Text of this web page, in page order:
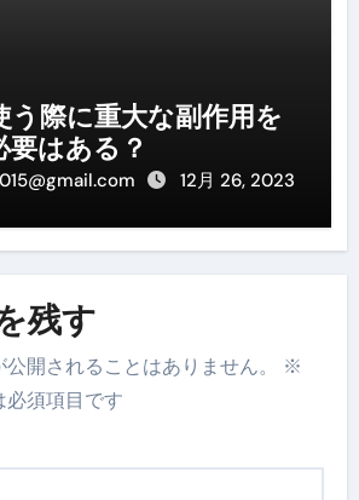
う際に重大な副作用を
要はある？
12月 26, 2023
残す
開されることはありません。
※
必須項目です